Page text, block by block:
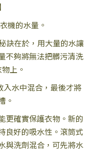
機的水量。
訣在於，用大量的水讓
不夠將無法把髒污清洗
上。
水中混合，最後才將
。
更確實保護衣物。新的
良好的吸水性。滾筒式
與洗劑混合，可先將水